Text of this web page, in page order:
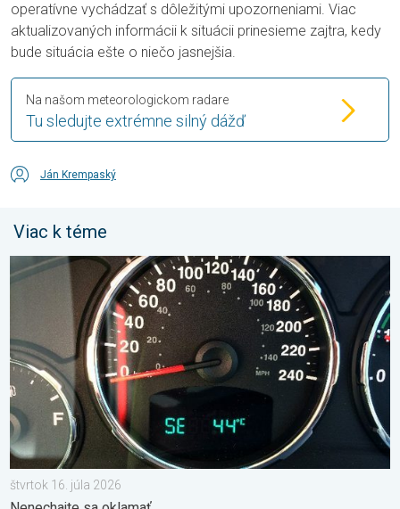
operatívne vychádzať s dôležitými upozorneniami. Viac
aktualizovaných informácii k situácii prinesieme zajtra, kedy
bude situácia ešte o niečo jasnejšia.
Tu sledujte extrémne silný dážď
Na našom meteorologickom radare
Ján Krempaský
Viac k téme
Je teplota vo vašom aute reálna?. Nenechajte sa oklamať. . .
štvrtok 16. júla 2026